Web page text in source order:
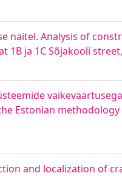
näitel. Analysis of
ja 1C Sõjakooli
Estonian
and localization of